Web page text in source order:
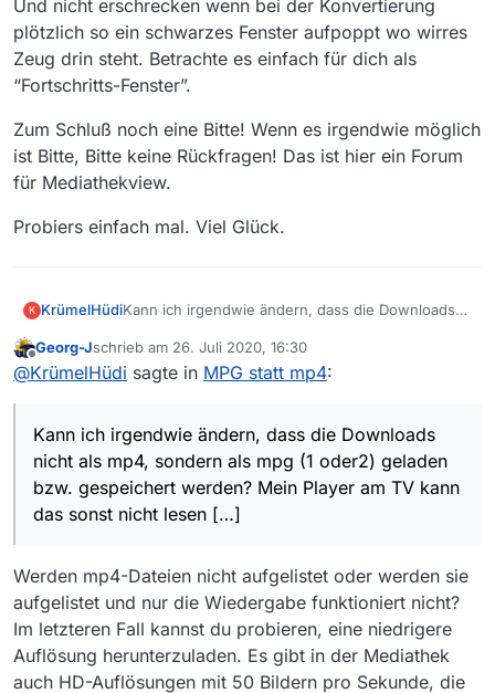
Und nicht erschrecken wenn bei der Konvertierung
plötzlich so ein schwarzes Fenster aufpoppt wo wirres
Zeug drin steht. Betrachte es einfach für dich als
“Fortschritts-Fenster”.
Zum Schluß noch eine Bitte! Wenn es irgendwie möglich
ist Bitte, Bitte keine Rückfragen! Das ist hier ein Forum
für Mediathekview.
Probiers einfach mal. Viel Glück.
K KrümelHüdiKann ich irgendwie ändern, dass die Downloads
bzw. gespeichert werden? Mein Player am TV
kann das sonst nicht lesen und die Umwandlung
Offline
Georg-Jschrieb am 26. Juli 2020, 16:30
zuletzt editiert von
@KrümelHüdi sagte in MPG statt mp4:
Kann ich irgendwie ändern, dass die Downloads
nicht als mp4, sondern als mpg (1 oder2) geladen
bzw. gespeichert werden? Mein Player am TV kann
das sonst nicht lesen […]
Werden mp4-Dateien nicht aufgelistet oder werden sie
aufgelistet und nur die Wiedergabe funktioniert nicht?
Im letzteren Fall kannst du probieren, eine niedrigere
Auflösung herunterzuladen. Es gibt in der Mediathek
auch HD-Auflösungen mit 50 Bildern pro Sekunde, die